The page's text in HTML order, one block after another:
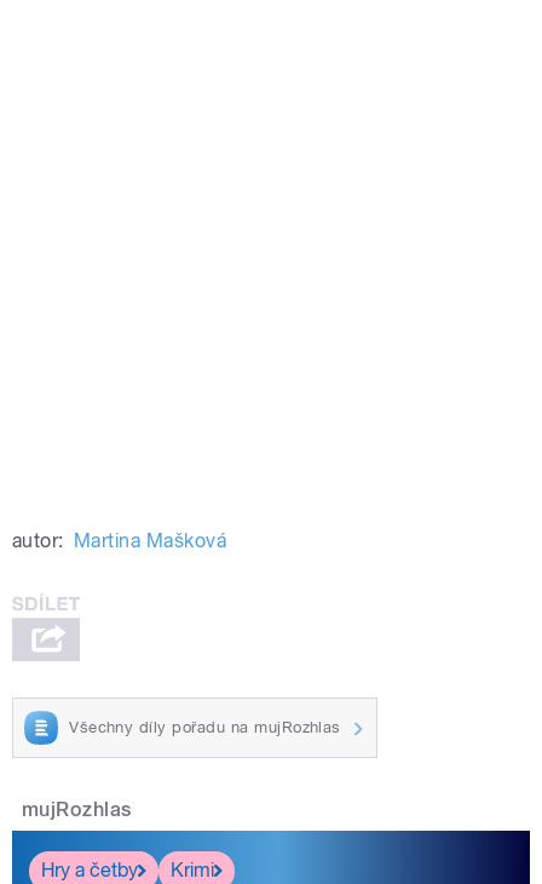
autor: Martina Mašková
Všechny díly pořadu na mujRozhlas
mujRozhlas
Hry a četby
Krimi